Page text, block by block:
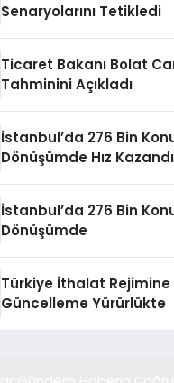
Senaryolarını Tetikledi
Ticaret Bakanı Bolat
Tahminini Açıkladı
İstanbul’da 276 Bin
Dönüşümde Hız Kazandı
İstanbul’da 276 Bin
Dönüşümde
Türkiye İthalat Rejimine
Güncelleme Yürürlükte